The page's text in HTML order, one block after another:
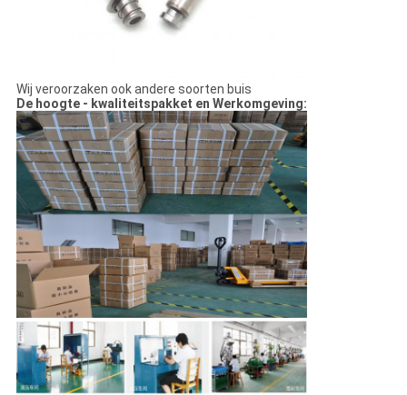
Wij veroorzaken ook andere soorten buis
De hoogte - kwaliteitspakket en Werkomgeving: